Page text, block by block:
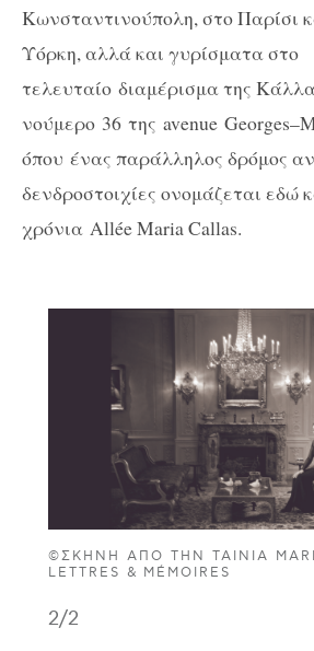
Κωνσταντινούπολη, στο Παρίσι
Υόρκη, αλλά και γυρίσματα στο
τελευταίο διαμέρισμα της
νούμερο 36 της avenue Georges–
όπου ένας παράλληλος δρόμος
δενδροστοιχίες ονομάζεται εδώ
χρόνια Allée Maria Callas.
©ΣΚΗΝΉ ΑΠΌ ΤΗΝ ΤΑΙΝΊΑ
LETTRES & MÉMOIRES
2/2